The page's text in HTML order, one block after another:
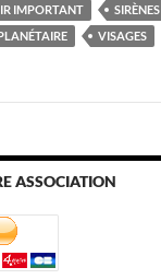
IMPORTANT SIRÈNES
VISAGES
ASSOCIATION